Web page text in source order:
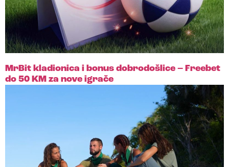
MrBit kladionica i bonus dobrodošlice – Freebet
do 50 KM za nove igrače